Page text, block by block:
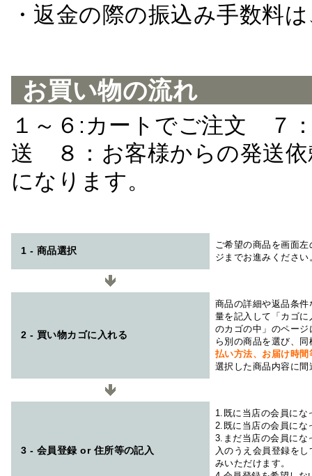
・返金の際の振込み手数料
お買い物の流れ
１～６:カートでご注文 ７
送 ８：お客様からの発送
になります。
1 - 商品選択
ご希望の商品を画面
ジまでお進みください
2 - 買い物カゴに入れる
商品の詳細や返品条
量を記入して「カゴ
のカゴの中」のペー
ら別の商品を選び、
払い方法、お届け時
選択した商品内容に
3 - 会員登録 or 住所等の記入
1.既に当店の会員にな
2.既に当店の会員にな
3.まだ当店の会員にな
入のうえ会員登録を
みいただけます。